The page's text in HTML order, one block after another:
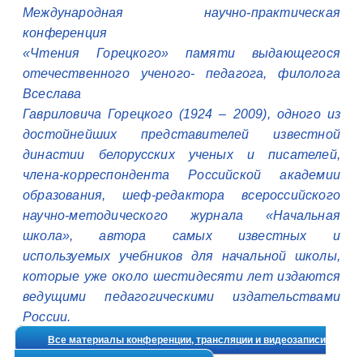
Международная научно-практическая
конференция
«Чтения Горецкого» памяти выдающегося
отечественного ученого- педагога, филолога
Всеслава
Гавриловича Горецкого (1924 – 2009), одного из
достойнейших представителей известной
династии белорусских ученых и писателей,
члена-корреспондента Российской академии
образования, шеф-редактора всероссийского
научно-методического журнала «Начальная
школа», автора самых известных и
используемых учебников для начальной школы,
которые уже около шестидесяти лет издаются
ведущими педагогическими издательствами
России.
Все материалы конференции, трансляции и видеозаписи